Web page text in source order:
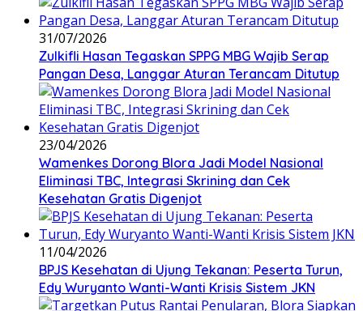
31/07/2026
Zulkifli Hasan Tegaskan SPPG MBG Wajib Serap
Pangan Desa, Langgar Aturan Terancam Ditutup
23/04/2026
Wamenkes Dorong Blora Jadi Model Nasional
Eliminasi TBC, Integrasi Skrining dan Cek
Kesehatan Gratis Digenjot
11/04/2026
BPJS Kesehatan di Ujung Tekanan: Peserta Turun,
Edy Wuryanto Wanti-Wanti Krisis Sistem JKN